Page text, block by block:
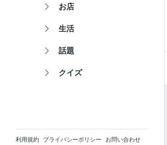
お店
生活
話題
クイズ
利用規約 プライバシーポリシー お問い合わせ